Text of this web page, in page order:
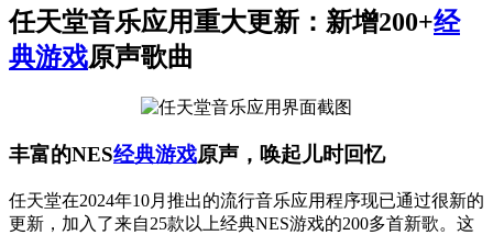
任天堂音乐应用重大更新：新增200+经
典游戏原声歌曲
丰富的NES经典游戏原声，唤起儿时回忆
任天堂在2024年10月推出的流行音乐应用程序现已通过很新的
更新，加入了来自25款以上经典NES游戏的200多首新歌。这